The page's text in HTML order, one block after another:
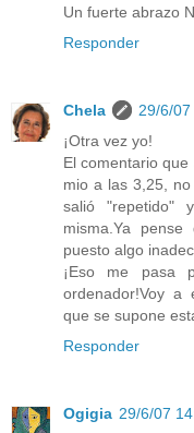
Un fuerte abrazo
Responder
Chela
29/6/
¡Otra vez yo!
El comentario
mio a las 3,25,
salió
misma.Ya
puesto algo
¡Eso me pasa
ordenador!Voy a
que se supone
Responder
Ogigia 29/6/07